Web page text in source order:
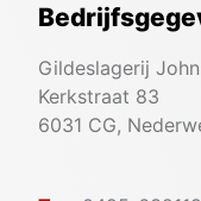
Gildeslagerij
Kerkstraat 83
6031 CG,